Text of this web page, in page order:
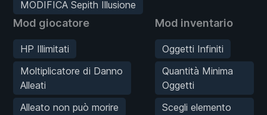
MODIFICA Sepith Illusione
Mod giocatore
HP Illimitati
Moltiplicatore di Danno
Alleati
Alleato non può morire
Mod inventario
Oggetti Infiniti
Quantità Minima
Oggetti
Scegli elemento